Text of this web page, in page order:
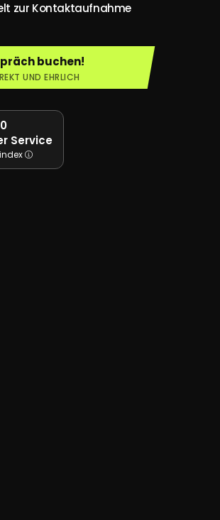
zur Kontaktaufnahme
buchen!
UND EHRLICH
Service